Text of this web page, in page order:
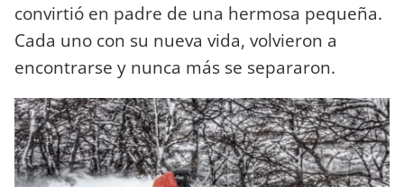
convirtió en padre de una hermosa pequeña.
Cada uno con su nueva vida, volvieron a
encontrarse y nunca más se separaron.